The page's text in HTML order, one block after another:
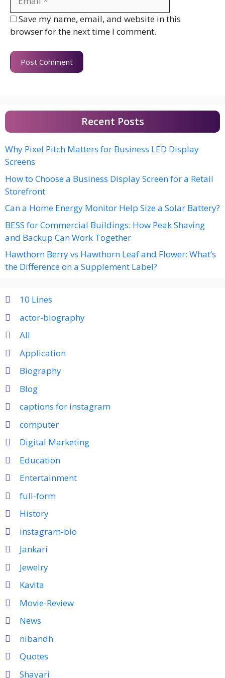
Save my name, email, and website in this
browser for the next time I comment.
Recent Posts
Why Pixel Pitch Matters for Business LED Display
Screens
How to Choose a Business Display Screen for a Retail
Storefront
Can a Home Energy Monitor Help Size a Solar Battery?
BESS for Commercial Buildings: How Peak Shaving
and Backup Can Work Together
Hawthorn Berry vs Hawthorn Leaf and Flower: What’s
the Difference on a Supplement Label?
10 Lines
actor-biography
All
Application
Biography
Blog
captions for instagram
computer
Digital Marketing
Education
Entertainment
full-form
History
instagram-bio
Jankari
Jewelry
Kavita
Movie-Review
News
nibandh
Quotes
Shayari